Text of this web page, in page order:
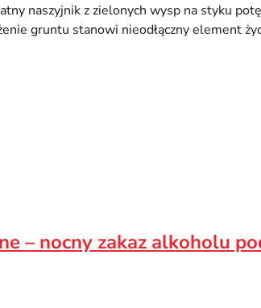
naszyjnik z zielonych wysp na styku
gruntu stanowi nieodłączny element
– nocny zakaz alkoholu